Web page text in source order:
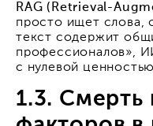
RAG (Retrieval-
просто ищет слова,
текст содержит
профессионалов»,
с нулевой
1.3. Смерть